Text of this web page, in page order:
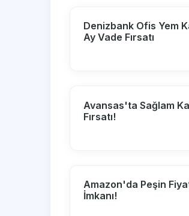
Denizbank Ofis Yem
Ay Vade Fırsatı
Avansas'ta Sağlam
Fırsatı!
Amazon'da Peşin
İmkanı!